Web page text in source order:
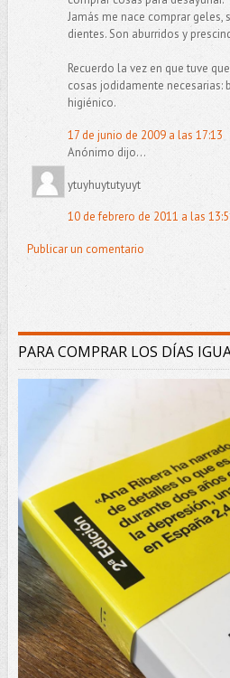
Jamás me nace comprar geles,
dientes. Son aburridos y
Recuerdo la vez en que tuve
cosas jodidamente necesarias:
higiénico.
17 de junio de 2009 a las 17:13
Anónimo dijo...
ytuyhuytutyuyt
10 de febrero de 2011 a las
Publicar un comentario
PARA COMPRAR LOS DÍAS